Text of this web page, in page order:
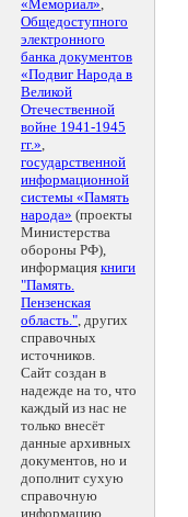
«Мемориал»,
Общедоступного
электронного
банка документов
«Подвиг Народа в
Великой
Отечественной
войне 1941-1945
гг.»,
государственной
информационной
системы «Память
народа» (проекты
Министерства
обороны РФ),
информация книги
"Память.
Пензенская
область.", других
справочных
источников.
Сайт создан в
надежде на то, что
каждый из нас не
только внесёт
данные архивных
документов, но и
дополнит сухую
справочную
информацию